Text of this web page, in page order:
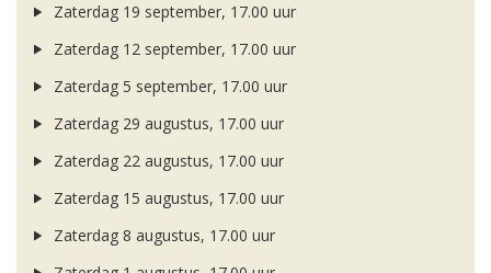
Zaterdag 19 september, 17.00 uur
Zaterdag 12 september, 17.00 uur
Zaterdag 5 september, 17.00 uur
Zaterdag 29 augustus, 17.00 uur
Zaterdag 22 augustus, 17.00 uur
Zaterdag 15 augustus, 17.00 uur
Zaterdag 8 augustus, 17.00 uur